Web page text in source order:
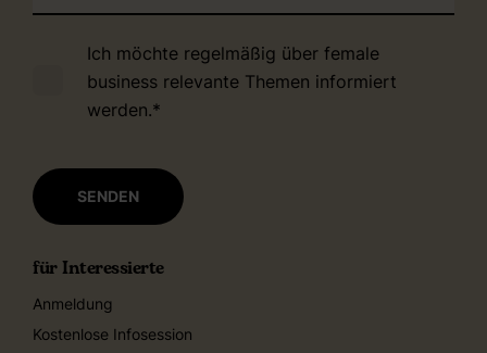
Ich möchte regelmäßig über female
business relevante Themen informiert
werden.*
für Interessierte
Anmeldung
Kostenlose Infosession